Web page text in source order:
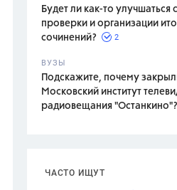
Будет ли как-то улучшаться
проверки и организации
сочинений?
2
ВУЗЫ
Подскажите, почему
Московский институт
радиовещания "Останкино"?
ЧАСТО ИЩУТ